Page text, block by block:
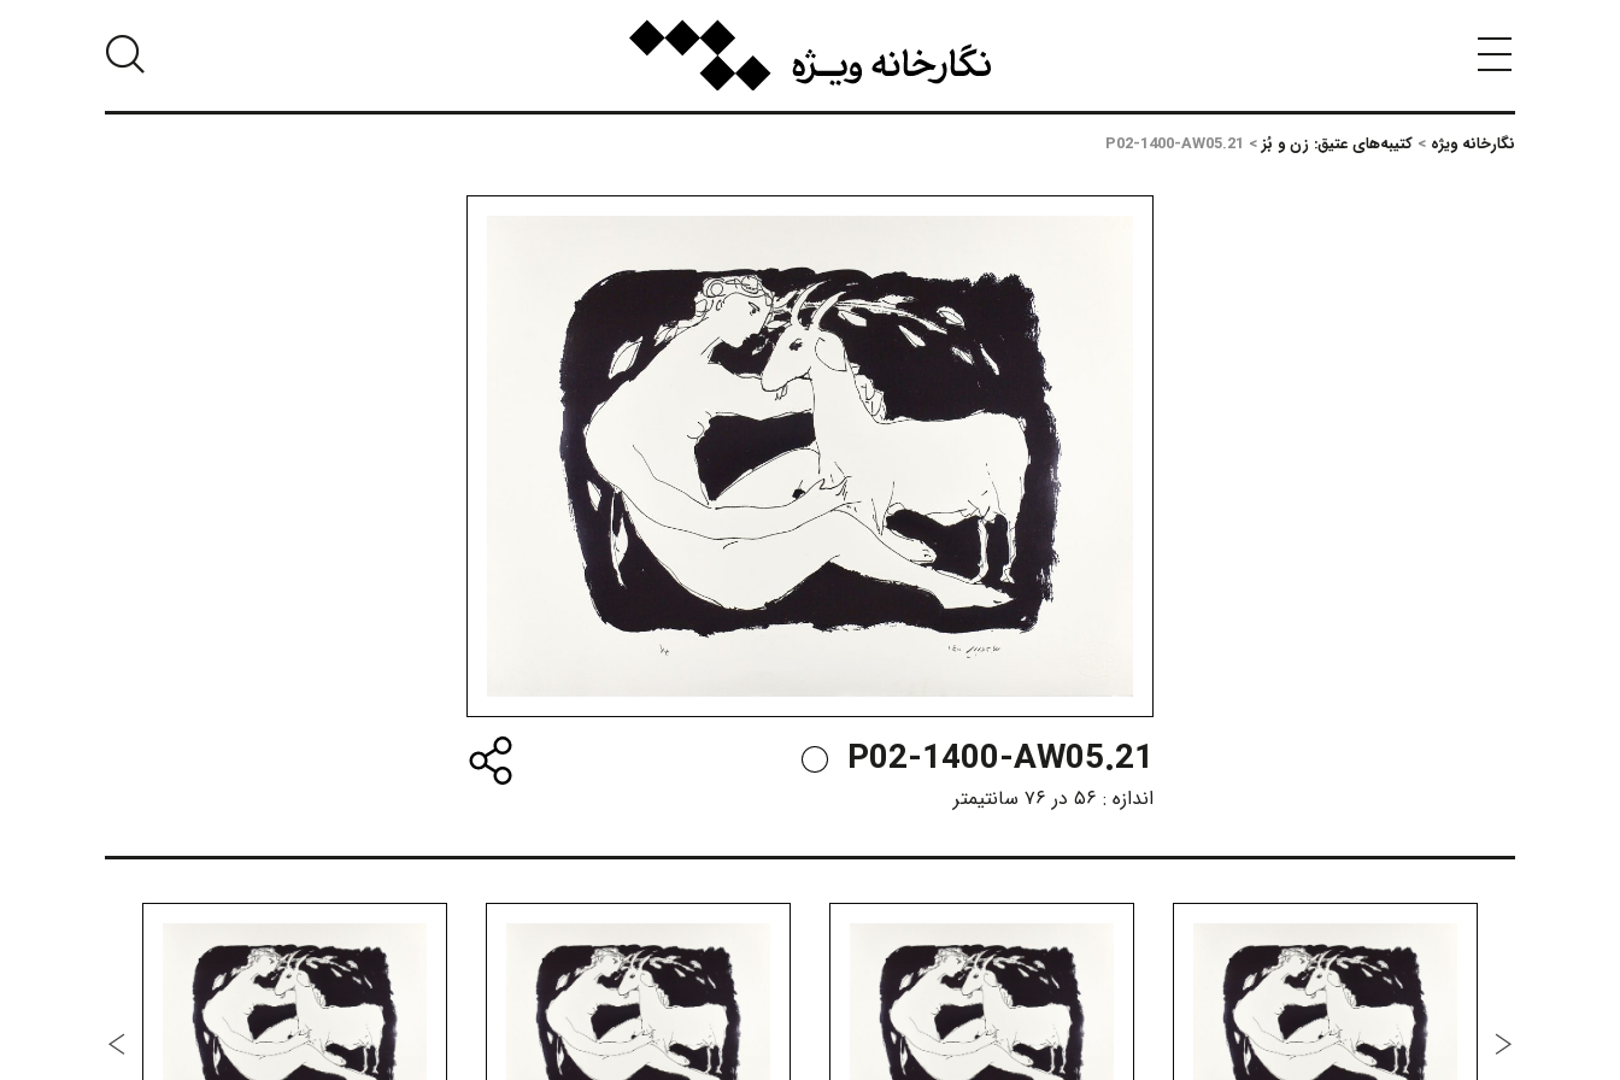
نگارخانه ویژه > کتیبه‌های عتیق: زن و بُز>
P02-1400-AW05.21
P02-1400-AW05.21
اندازه : ۵۶ در ۷۶ سانتیمتر